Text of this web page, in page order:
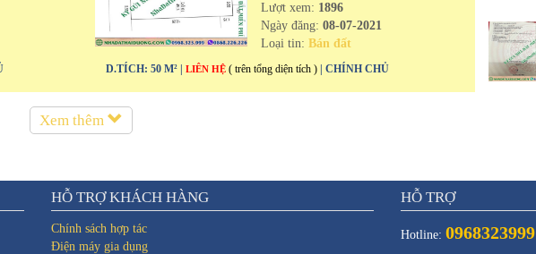
Lượt xem: 1896
Ngày đăng:08-07-2021
Loại tin:Bán đất
D.TÍCH: 50 M² | LIÊN HỆ ( trên tổng diện tích ) | CHÍNH CHỦ
Xem thêm
HỖ TRỢ KHÁCH HÀNG
Chính sách hợp tác
Điện máy gia dụng
HỖ TRỢ
Hotline: 0968323999